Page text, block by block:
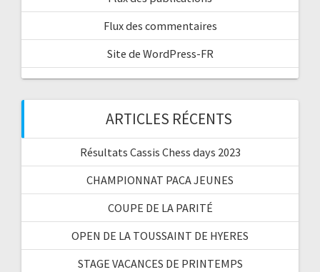
Flux des commentaires
Site de WordPress-FR
ARTICLES RÉCENTS
Résultats Cassis Chess days 2023
CHAMPIONNAT PACA JEUNES
COUPE DE LA PARITÉ
OPEN DE LA TOUSSAINT DE HYERES
STAGE VACANCES DE PRINTEMPS